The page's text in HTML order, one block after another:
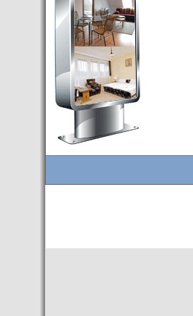
Budapest’.
- Hoteles en BUDAPEST:
Resultados octubre de 2016,
subida del 15% ocupación y
del 25,6% en el RevPar
- Nuevo Hotel en Budapest
bajo la marca Exe Hotusa
- Transfer Aeropuerto de
BUDAPEST